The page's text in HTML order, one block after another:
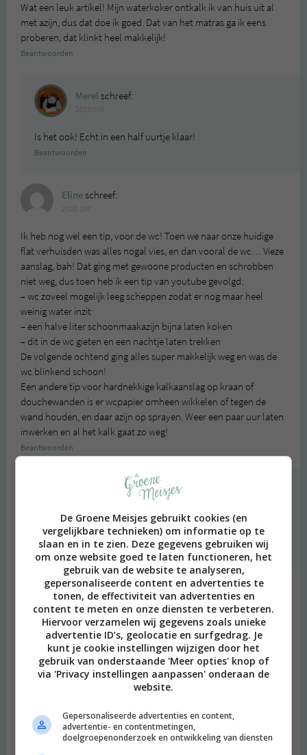
Wat een leuk artikel! Mijn waterkoker ontkalk ik van huis uit al
met azijn, dus dat doe ik goed. Dat van het matras ga ik eens
proberen, dat klinkt heel makkelijk!
Beantwoorden
Merel schreef:
Is het ook! Echt in een half uurtje klaar!
Beantwoorden
Elineschreef:
Ik heb nog wel een tip, voor de wc! Toen we naar onze huidige
flat verhuisden was alles nogal vies, en dan vooral de wc… Vieze
aanslag, bah! Dat ging met gewoone producten en schrobben
niet weg, dus toen heb ik een tip van youtube gevolgd:
– wc zoveel mogelijk leeg scheppen zodat er nog maar heel
weinig water inzit
– een halve liter schoonmaakazijn bijna laten koken
– dit in de wc gieten en een nachtje laten trekken
De volgende ochtend ging alles super makkelijk weg en was de
wc blinkend schoon!
Een andere tip voor hardnekkige kalkaanslag op kraan of
douchewanden is er wcpapier omheen wikkelen of tegen de
wand houden, en daar azijn op sprayen. Weer een paar uur laten
inwerken en al het kalk gaat zo weg!
Beantwoorden
schreef:
Heel goede tip, dankjewel!
Beantwoorden
Klaudia schreef:
2020 OM
Goeie tips! Maar ik heb gelezen dat azijn met baking soda
mengen totaal geen nut heeft? “Als je ze mengt zorgt de azijn
ervoor dat de baking soda opschuimt, en wat overblijft is water
met zout. De kracht van de schoonmaakmiddelen gaat hierbij
verloren, zonde!” Aldus de Margriet.
De Groene Meisjes gebruikt cookies (en
vergelijkbare technieken) om informatie op te
slaan en in te zien. Deze gegevens gebruiken wij
om onze website goed te laten functioneren, het
gebruik van de website te analyseren,
gepersonaliseerde content en advertenties te
tonen, de effectiviteit van advertenties en
content te meten en onze diensten te verbeteren.
Hiervoor verzamelen wij gegevens zoals unieke
advertentie ID’s, geolocatie en surfgedrag. Je
kunt je cookie instellingen wijzigen door het
gebruik van onderstaande 'Meer opties' knop of
via 'Privacy instellingen aanpassen' onderaan de
website.
Gepersonaliseerde advertenties en content,
advertentie- en contentmetingen,
doelgroepenonderzoek en ontwikkeling van diensten